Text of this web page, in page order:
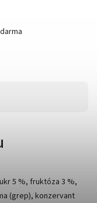
5 %, fruktóza 3 %,
(grep), konzervant